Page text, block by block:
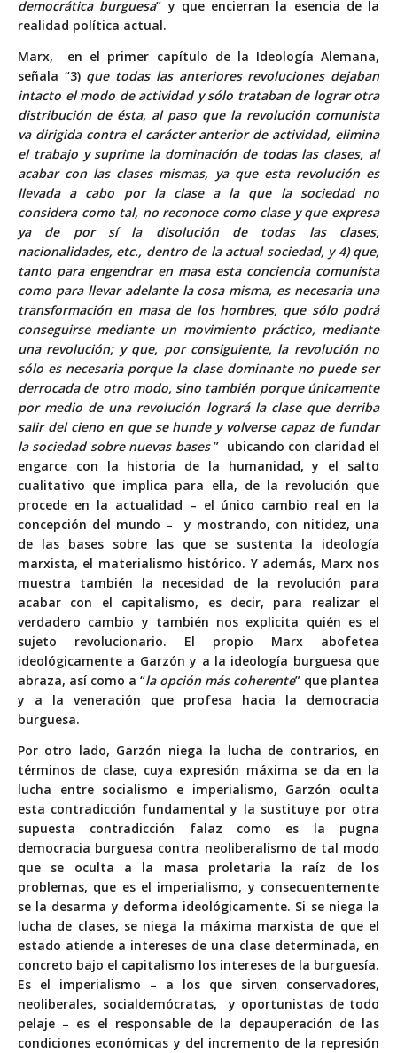
democrática burguesa” y que encierran la esencia de la
realidad política actual.
Marx, en el primer capítulo de la Ideología Alemana,
señala “3) que todas las anteriores revoluciones dejaban
intacto el modo de actividad y sólo trataban de lograr otra
distribución de ésta, al paso que la revolución comunista
va dirigida contra el carácter anterior de actividad, elimina
el trabajo y suprime la dominación de todas las clases, al
acabar con las clases mismas, ya que esta revolución es
llevada a cabo por la clase a la que la sociedad no
considera como tal, no reconoce como clase y que expresa
ya de por sí la disolución de todas las clases,
nacionalidades, etc., dentro de la actual sociedad, y 4) que,
tanto para engendrar en masa esta conciencia comunista
como para llevar adelante la cosa misma, es necesaria una
transformación en masa de los hombres, que sólo podrá
conseguirse mediante un movimiento práctico, mediante
una revolución; y que, por consiguiente, la revolución no
sólo es necesaria porque la clase dominante no puede ser
derrocada de otro modo, sino también porque únicamente
por medio de una revolución logrará la clase que derriba
salir del cieno en que se hunde y volverse capaz de fundar
la sociedad sobre nuevas bases” ubicando con claridad el
engarce con la historia de la humanidad, y el salto
cualitativo que implica para ella, de la revolución que
procede en la actualidad – el único cambio real en la
concepción del mundo – y mostrando, con nitidez, una
de las bases sobre las que se sustenta la ideología
marxista, el materialismo histórico. Y además, Marx nos
muestra también la necesidad de la revolución para
acabar con el capitalismo, es decir, para realizar el
verdadero cambio y también nos explicita quién es el
sujeto revolucionario. El propio Marx abofetea
ideológicamente a Garzón y a la ideología burguesa que
abraza, así como a “la opción más coherente” que plantea
y a la veneración que profesa hacia la democracia
burguesa.
Por otro lado, Garzón niega la lucha de contrarios, en
términos de clase, cuya expresión máxima se da en la
lucha entre socialismo e imperialismo, Garzón oculta
esta contradicción fundamental y la sustituye por otra
supuesta contradicción falaz como es la pugna
democracia burguesa contra neoliberalismo de tal modo
que se oculta a la masa proletaria la raíz de los
problemas, que es el imperialismo, y consecuentemente
se la desarma y deforma ideológicamente. Si se niega la
lucha de clases, se niega la máxima marxista de que el
estado atiende a intereses de una clase determinada, en
concreto bajo el capitalismo los intereses de la burguesía.
Es el imperialismo – a los que sirven conservadores,
neoliberales, socialdemócratas, y oportunistas de todo
pelaje – es el responsable de la depauperación de las
condiciones económicas y del incremento de la represión